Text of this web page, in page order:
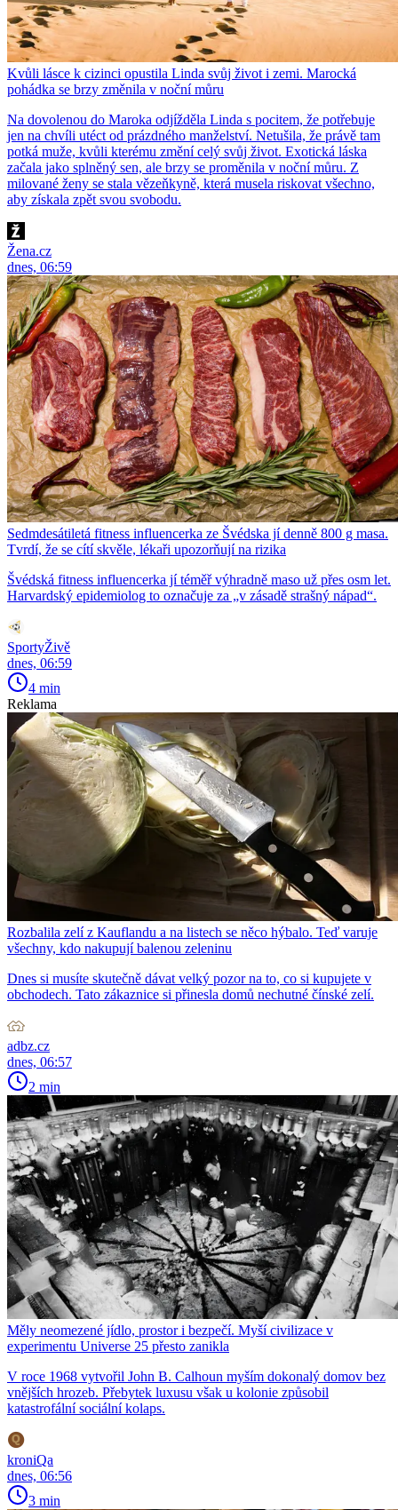
Kvůli lásce k cizinci opustila Linda svůj život i zemi. Marocká
pohádka se brzy změnila v noční můru
Na dovolenou do Maroka odjížděla Linda s pocitem, že potřebuje
jen na chvíli utéct od prázdného manželství. Netušila, že právě tam
potká muže, kvůli kterému změní celý svůj život. Exotická láska
začala jako splněný sen, ale brzy se proměnila v noční můru. Z
milované ženy se stala vězeňkyně, která musela riskovat všechno,
aby získala zpět svou svobodu.
Žena.cz
dnes, 06:59
Sedmdesátiletá fitness influencerka ze Švédska jí denně 800 g masa.
Tvrdí, že se cítí skvěle, lékaři upozorňují na rizika
Švédská fitness influencerka jí téměř výhradně maso už přes osm let.
Harvardský epidemiolog to označuje za „v zásadě strašný nápad“.
SportyŽivě
dnes, 06:59
4 min
Reklama
Rozbalila zelí z Kauflandu a na listech se něco hýbalo. Teď varuje
všechny, kdo nakupují balenou zeleninu
Dnes si musíte skutečně dávat velký pozor na to, co si kupujete v
obchodech. Tato zákaznice si přinesla domů nechutné čínské zelí.
adbz.cz
dnes, 06:57
2 min
Měly neomezené jídlo, prostor i bezpečí. Myší civilizace v
experimentu Universe 25 přesto zanikla
V roce 1968 vytvořil John B. Calhoun myším dokonalý domov bez
vnějších hrozeb. Přebytek luxusu však u kolonie způsobil
katastrofální sociální kolaps.
kroniQa
dnes, 06:56
3 min